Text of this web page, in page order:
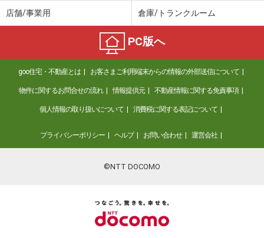
店舗/事業用 倉庫/トランクルーム
PC版へ
goo住宅・不動産とは お客さまご利用端末からの情報の外部送信について
物件に関するお問合せの流れ 情報提供元 不動産情報に関する免責事項
個人情報の取り扱いについて 消費税に関する表記について
プライバシーポリシー ヘルプ お問い合わせ 運営会社
©NTT DOCOMO